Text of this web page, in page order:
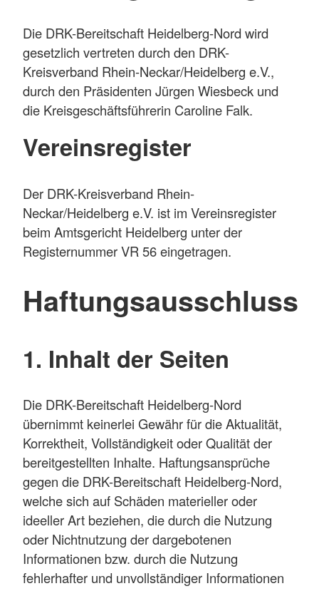
Die DRK-Bereitschaft Heidelberg-Nord wird
gesetzlich vertreten durch den DRK-
Kreisverband Rhein-Neckar/Heidelberg e.V.,
durch den Präsidenten Jürgen Wiesbeck und
die Kreisgeschäftsführerin Caroline Falk.
Vereinsregister
Der DRK-Kreisverband Rhein-
Neckar/Heidelberg e.V. ist im Vereinsregister
beim Amtsgericht Heidelberg unter der
Registernummer VR 56 eingetragen.
Haftungsausschluss
1. Inhalt der Seiten
Die DRK-Bereitschaft Heidelberg-Nord
übernimmt keinerlei Gewähr für die Aktualität,
Korrektheit, Vollständigkeit oder Qualität der
bereitgestellten Inhalte. Haftungsansprüche
gegen die DRK-Bereitschaft Heidelberg-Nord,
welche sich auf Schäden materieller oder
ideeller Art beziehen, die durch die Nutzung
oder Nichtnutzung der dargebotenen
Informationen bzw. durch die Nutzung
fehlerhafter und unvollständiger Informationen